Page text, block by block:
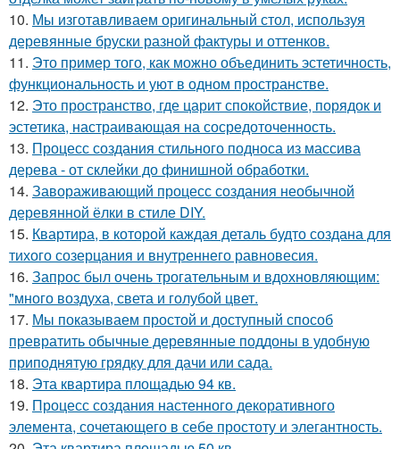
10. Мы изготавливаем оригинальный стол, используя
деревянные бруски разной фактуры и оттенков.
11. Это пример того, как можно объединить эстетичность,
функциональность и уют в одном пространстве.
12. Это пространство, где царит спокойствие, порядок и
эстетика, настраивающая на сосредоточенность.
13. Процесс создания стильного подноса из массива
дерева - от склейки до финишной обработки.
14. Завораживающий процесс создания необычной
деревянной ёлки в стиле DIY.
15. Квартира, в которой каждая деталь будто создана для
тихого созерцания и внутреннего равновесия.
16. Запрос был очень трогательным и вдохновляющим:
"много воздуха, света и голубой цвет.
17. Мы показываем простой и доступный способ
превратить обычные деревянные поддоны в удобную
приподнятую грядку для дачи или сада.
18. Эта квартира площадью 94 кв.
19. Процесс создания настенного декоративного
элемента, сочетающего в себе простоту и элегантность.